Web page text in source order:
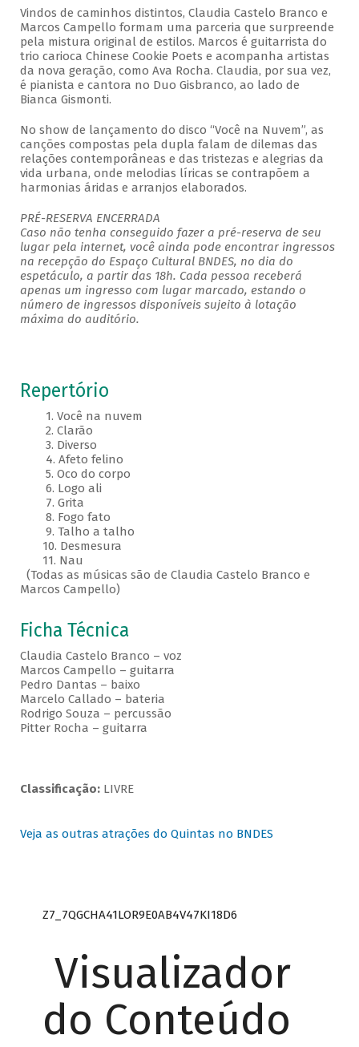
Vindos de caminhos distintos, Claudia Castelo Branco e
Marcos Campello formam uma parceria que surpreende
pela mistura original de estilos. Marcos é guitarrista do
trio carioca Chinese Cookie Poets e acompanha artistas
da nova geração, como Ava Rocha. Claudia, por sua vez,
é pianista e cantora no Duo Gisbranco, ao lado de
Bianca Gismonti.
No show de lançamento do disco “Você na Nuvem”, as
canções compostas pela dupla falam de dilemas das
relações contemporâneas e das tristezas e alegrias da
vida urbana, onde melodias líricas se contrapõem a
harmonias áridas e arranjos elaborados.
PRÉ-RESERVA ENCERRADA
Caso não tenha conseguido fazer a pré-reserva de seu
lugar pela internet, você ainda pode encontrar ingressos
na recepção do Espaço Cultural BNDES, no dia do
espetáculo, a partir das 18h. Cada pessoa receberá
apenas um ingresso com lugar marcado, estando o
número de ingressos disponíveis sujeito à lotação
máxima do auditório.
Repertório
1. Você na nuvem
2. Clarão
3. Diverso
4. Afeto felino
5. Oco do corpo
6. Logo ali
7. Grita
8. Fogo fato
9. Talho a talho
10. Desmesura
11. Nau
(Todas as músicas são de Claudia Castelo Branco e
Marcos Campello)
Ficha Técnica
Claudia Castelo Branco – voz
Marcos Campello – guitarra
Pedro Dantas – baixo
Marcelo Callado – bateria
Rodrigo Souza – percussão
Pitter Rocha – guitarra
Classificação: LIVRE
Veja as outras atrações do Quintas no BNDES
Z7_7QGCHA41LOR9E0AB4V47KI18D6
Visualizador
do Conteúdo